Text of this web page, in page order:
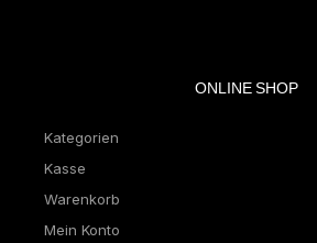
ONLINE SHOP
Kategorien
Kasse
Warenkorb
Mein Konto